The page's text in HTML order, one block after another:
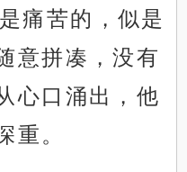
痛苦的，似是
意拼凑，没有
心口涌出，他
重。